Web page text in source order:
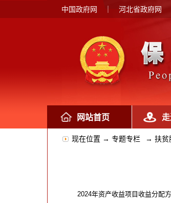
中国政府网 河北省政府网
网站首页
现在位置 → 专题专栏 → 扶贫
2024年资产收益项目收益分配